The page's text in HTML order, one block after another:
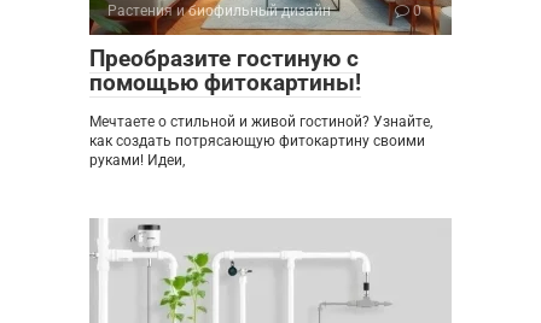
Растения и биофильный дизайн 0
Преобразите гостиную с
помощью фитокартины!
Мечтаете о стильной и живой гостиной? Узнайте,
как создать потрясающую фитокартину своими
руками! Идеи,